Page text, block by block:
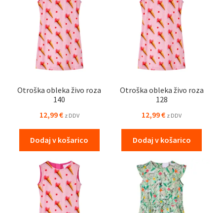
Otroška obleka živo roza
140
12,99€ z DDV
Dodaj v košarico
Otroška obleka živo roza
128
12,99€ z DDV
Dodaj v košarico